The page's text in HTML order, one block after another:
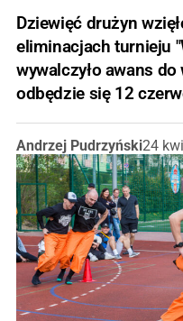
Dziewięć drużyn
eliminacjach turnieju
wywalczyło awans
odbędzie się 12
Andrzej Pudrzyński24